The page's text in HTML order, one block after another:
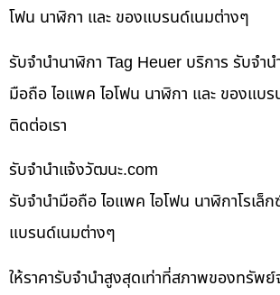
โฟน นาฬิกา และ ของแบรนด์เนมต่างๆ
รับจำนำนาฬิกา Tag Heuer บริการ รับจำน
มือถือ ไอแพค ไอโฟน นาฬิกา และ ของแบ
ติดต่อเรา
รับจํานําแจ้งวัฒนะ.com
รับจำนำมือถือ ไอแพค ไอโฟน นาฬิกาโรเล็
แบรนด์เนมต่างๆ
ให้ราคารับจำนำสูงสุดเท่าที่สภาพของทรัพย์